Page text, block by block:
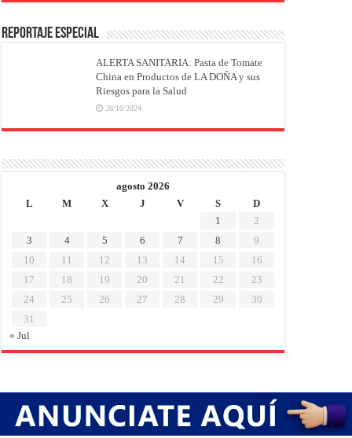
REPORTAJE ESPECIAL
ALERTA SANITARIA: Pasta de Tomate
China en Productos de LA DOÑA y sus
Riesgos para la Salud
28/10/2024
agosto 2026
L
M X J V S
D
1
2
3
4 5 6 7 8
9
10
11 12 13 14 15
16
17
18 19 20 21 22
23
24
25 26 27 28 29
30
31
« Jul